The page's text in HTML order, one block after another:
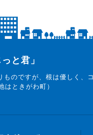
と君」
のですが、根は優しく、
ときがわ町）